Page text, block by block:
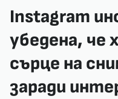
Instagram
убедена, че
сърце на
заради